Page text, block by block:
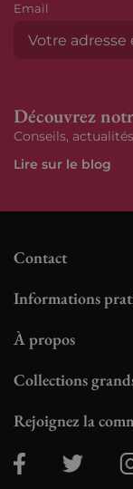
Email
Découvrez
Conseils,
Lire sur le blog
Contact
Informations
À propos
Collections
Rejoignez la